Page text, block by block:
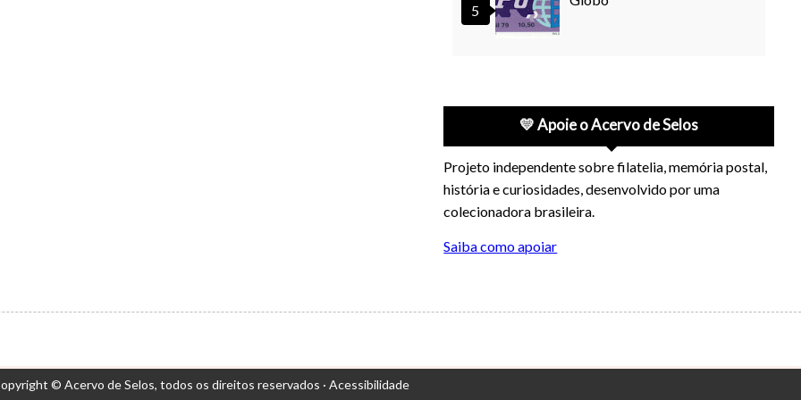
💛 Apoie o Acervo de Selos
Projeto independente sobre filatelia, memória postal,
história e curiosidades, desenvolvido por uma
colecionadora brasileira.
Saiba como apoiar
© Acervo de Selos, todos os direitos reservados · Acessibilidade